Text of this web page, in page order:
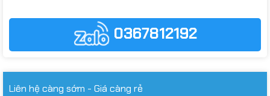
0367812192
Liên hệ càng sớm - Giá càng rẻ